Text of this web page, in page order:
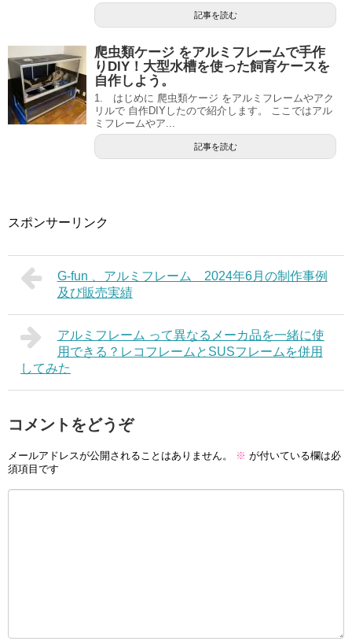
記事を読む
爬虫類ケージ をアルミフレームで手作
りDIY！大型水槽を使った飼育ケースを
自作しよう。
1. はじめに 爬虫類ケージ をアルミフレームやアク
リルで 自作DIYしたので紹介します。 ここではアル
ミフレームやア...
記事を読む
スポンサーリンク
G-fun 、アルミフレーム 2024年6月の制作事例
及び販売実績
アルミフレーム って異なるメーカ品を一緒に使
用できる？レコフレームとSUSフレームを併用
してみた
コメントをどうぞ
メールアドレスが公開されることはありません。 ※ が付いている欄は必
須項目です